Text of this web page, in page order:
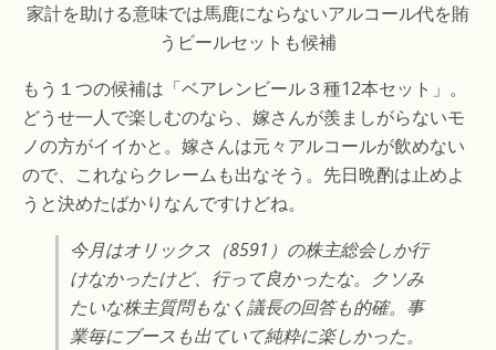
家計を助ける意味では馬鹿にならないアルコール代を賄
うビールセットも候補
もう１つの候補は「ベアレンビール３種12本セット」。
どうせ一人で楽しむのなら、嫁さんが羨ましがらないモ
ノの方がイイかと。嫁さんは元々アルコールが飲めない
ので、これならクレームも出なそう。先日晩酌は止めよ
うと決めたばかりなんですけどね。
今月はオリックス（8591）の株主総会しか行
けなかったけど、行って良かったな。クソみ
たいな株主質問もなく議長の回答も的確。事
業毎にブースも出ていて純粋に楽しかった。